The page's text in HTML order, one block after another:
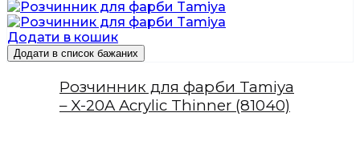
Додати в кошик
Додати в список бажаних
Розчинник для фарби Tamiya
– X-20A Acrylic Thinner (81040)